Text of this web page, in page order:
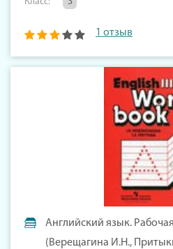
1 отзыв
Английский язык.
(Верещагина И.Н.,